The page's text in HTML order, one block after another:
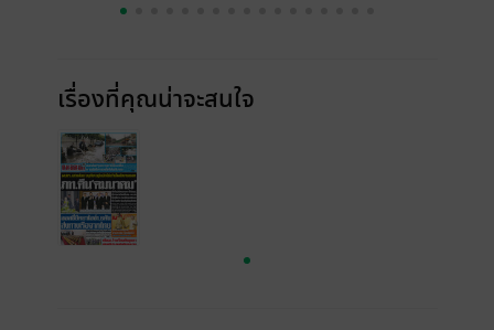
เรื่องที่คุณน่าจะสนใจ